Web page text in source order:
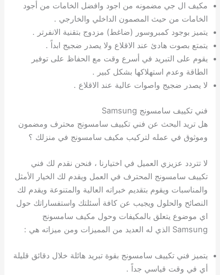
مكيف ال جي مضمونه من اجود وافضل الخامات من أجود
الخامات من حيث المصمون الداخلي والخارجي .
يتميز بوجود كمبروسور (ضاغط) مزدوج بتقنية الانفرتر .
يتمتع بصوت هادئ عند الاقلاع ولا يصدر ضجيج ابداً .
يقوم على التبريد في أسرع وقت مع الحفاظ على توفير
الطاقة وعدم استهلاكها بشكل كبير .
لا يصدر ضجيج واصوات عالية عند الاقلاع .
فني تكييف سامسونج Samsung
هل تريد البحث عن فني تكييف سامسونج محترف ومضمون
وموثوق في عمله لتركيب مكيف سامسونج في منزلك ؟
لا تتردد عزيزي العميل في اختيارنا ، فنحن نقدم لك فني
تكييف سامسونج المحترف في العمل ويقدم لك الخيار الأمثل
والمناسبات ويقوم بتقديم خبراته العالية والمتنوعة ويقدم لك
النصائح والحلول ويجيب عن كافة أسئلتك واستفساراتك حول
اي موضوع يتعلق بالمكيفات وحول مكيف سامسونج
Samsung الذي له العديد من المميزات ومن ميزاته هي :
يتميز فني تكييف سامسونج بقوة تبريد هائلة خلال دقائق قليلة
أي في وقت قياسي جداً .